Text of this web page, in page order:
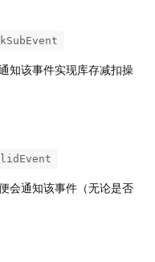
知该事件实现库存减扣操
会通知该事件（无论是否